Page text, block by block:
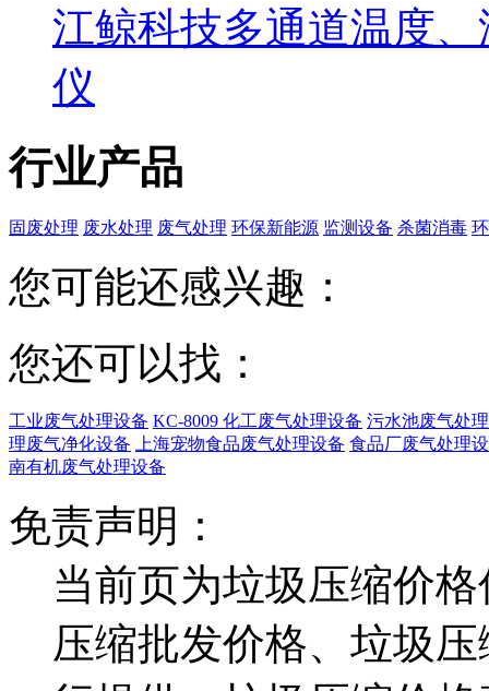
江鲸科技多通道温度
仪
行业产品
固废处理 废水处理 废气处理 环保新能源 监测设备 杀菌消毒
您可能还感兴趣：
您还可以找：
工业废气处理设备 KC-8009 化工废气处理设备 污水池废气处
理废气净化设备
上海宠物食品废气处理设备 食品厂废气处理
南有机废气处理设备
免责声明：
当前页为垃圾压缩价
压缩批发价格、垃圾